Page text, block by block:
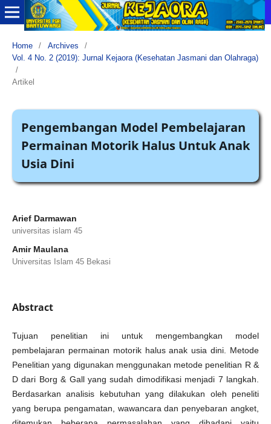
Home / Archives
/
Vol. 4 No. 2 (2019): Jurnal Kejaora (Kesehatan Jasmani dan Olahraga)
/
Artikel
Pengembangan Model Pembelajaran
Permainan Motorik Halus Untuk Anak
Usia Dini
Arief Darmawan
universitas islam 45
Amir Maulana
Universitas Islam 45 Bekasi
Abstract
Tujuan penelitian ini untuk mengembangkan model
pembelajaran permainan motorik halus anak usia dini. Metode
Penelitian yang digunakan menggunakan metode penelitian R &
D dari Borg & Gall yang sudah dimodifikasi menjadi 7 langkah.
Berdasarkan analisis kebutuhan yang dilakukan oleh peneliti
yang berupa pengamatan, wawancara dan penyebaran angket,